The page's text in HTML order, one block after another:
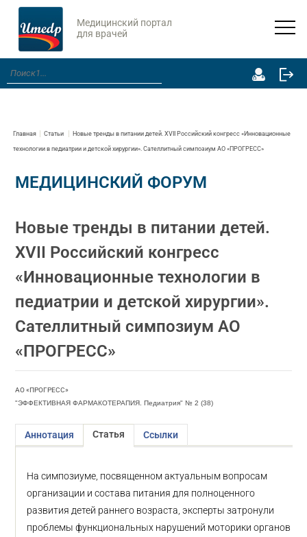
Медицинский портал
для врачей
Главная Статьи Новые тренды в питании детей. XVII Российский конгресс «Инновационные
технологии в педиатрии и детской хирургии». Сателлитный симпозиум АО «ПРОГРЕСС»
МЕДИЦИНСКИЙ ФОРУМ
Новые тренды в питании детей.
XVII Российский конгресс
«Инновационные технологии в
педиатрии и детской хирургии».
Сателлитный симпозиум АО
«ПРОГРЕСС»
АО «ПРОГРЕСС»
"ЭФФЕКТИВНАЯ ФАРМАКОТЕРАПИЯ. Педиатрия" № 2 (38)
Аннотация Статья Ссылки
На симпозиуме, посвященном актуальным вопросам
организации и состава питания для полноценного
развития детей раннего возраста, эксперты затронули
проблемы функциональных нарушений моторики органов